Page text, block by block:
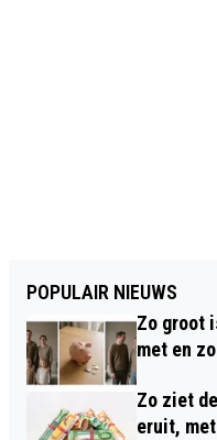
POPULAIR NIEUWS
Zo groot
met en
Zo ziet
eruit,